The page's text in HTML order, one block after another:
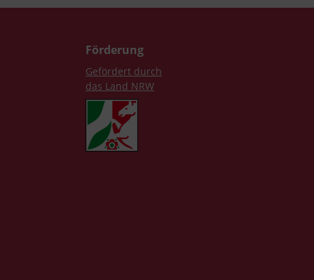
Förderung
Gefördert durch
das Land NRW